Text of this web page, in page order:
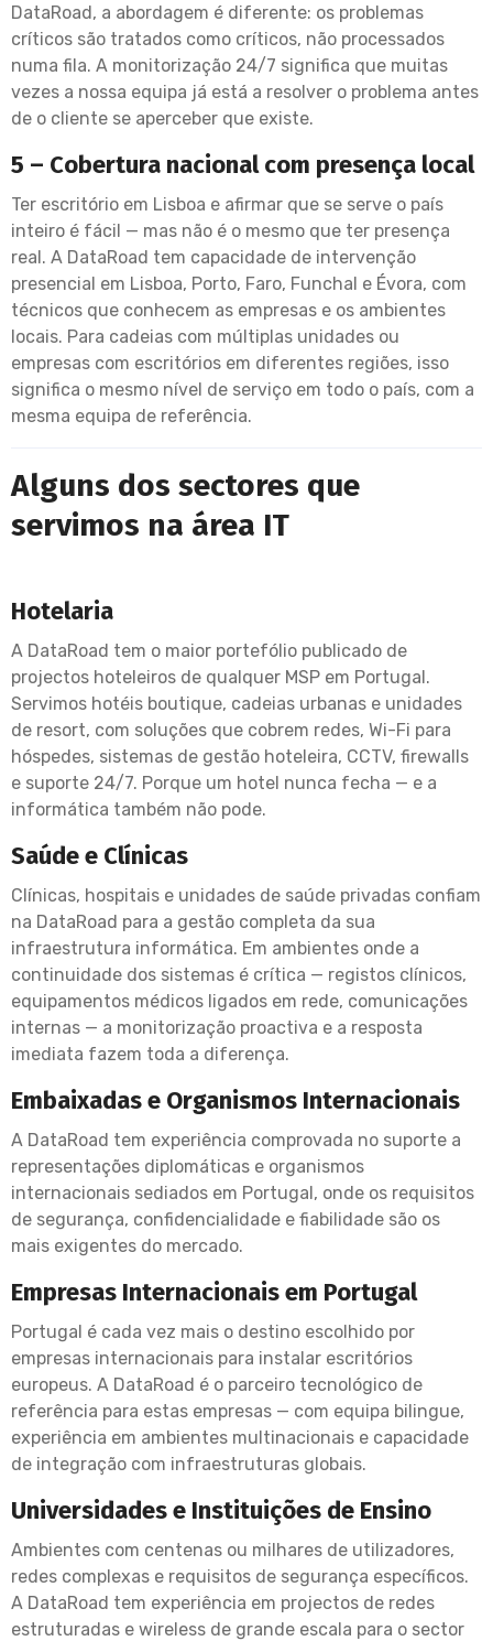
DataRoad, a abordagem é diferente: os problemas
críticos são tratados como críticos, não processados
numa fila. A monitorização 24/7 significa que muitas
vezes a nossa equipa já está a resolver o problema antes
de o cliente se aperceber que existe.
5 – Cobertura nacional com presença local
Ter escritório em Lisboa e afirmar que se serve o país
inteiro é fácil — mas não é o mesmo que ter presença
real. A DataRoad tem capacidade de intervenção
presencial em Lisboa, Porto, Faro, Funchal e Évora, com
técnicos que conhecem as empresas e os ambientes
locais. Para cadeias com múltiplas unidades ou
empresas com escritórios em diferentes regiões, isso
significa o mesmo nível de serviço em todo o país, com a
mesma equipa de referência.
Alguns dos sectores que
servimos na área IT
Hotelaria
A DataRoad tem o maior portefólio publicado de
projectos hoteleiros de qualquer MSP em Portugal.
Servimos hotéis boutique, cadeias urbanas e unidades
de resort, com soluções que cobrem redes, Wi-Fi para
hóspedes, sistemas de gestão hoteleira, CCTV, firewalls
e suporte 24/7. Porque um hotel nunca fecha — e a
informática também não pode.
Saúde e Clínicas
Clínicas, hospitais e unidades de saúde privadas confiam
na DataRoad para a gestão completa da sua
infraestrutura informática. Em ambientes onde a
continuidade dos sistemas é crítica — registos clínicos,
equipamentos médicos ligados em rede, comunicações
internas — a monitorização proactiva e a resposta
imediata fazem toda a diferença.
Embaixadas e Organismos Internacionais
A DataRoad tem experiência comprovada no suporte a
representações diplomáticas e organismos
internacionais sediados em Portugal, onde os requisitos
de segurança, confidencialidade e fiabilidade são os
mais exigentes do mercado.
Empresas Internacionais em Portugal
Portugal é cada vez mais o destino escolhido por
empresas internacionais para instalar escritórios
europeus. A DataRoad é o parceiro tecnológico de
referência para estas empresas — com equipa bilingue,
experiência em ambientes multinacionais e capacidade
de integração com infraestruturas globais.
Universidades e Instituições de Ensino
Ambientes com centenas ou milhares de utilizadores,
redes complexas e requisitos de segurança específicos.
A DataRoad tem experiência em projectos de redes
estruturadas e wireless de grande escala para o sector